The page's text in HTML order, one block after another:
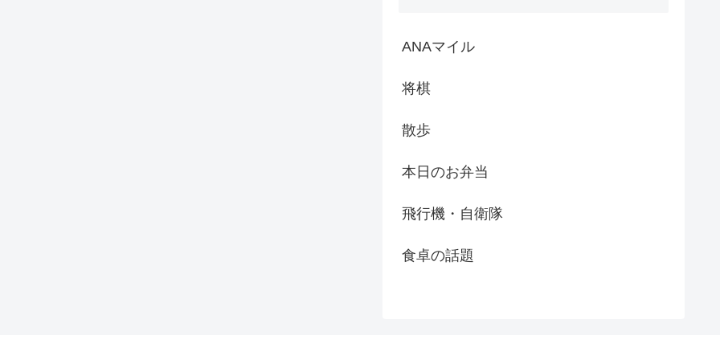
ANAマイル
将棋
散歩
本日のお弁当
飛行機・自衛隊
食卓の話題